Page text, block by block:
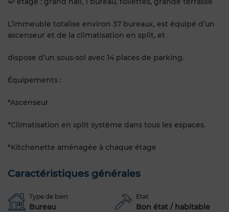
L’immeuble totalise environ 37 bureaux, est équipé d’un
ascenseur et de la climatisation en split, et
dispose d’un sous-sol avec 14 places de parking.
Équipements :
*Ascenseur
*Climatisation en split système dans tous les espaces.
*Kitchenette aménagée à chaque étage
Caractéristiques générales
Type de bien
Bureau
Etat
Bon état / habitable